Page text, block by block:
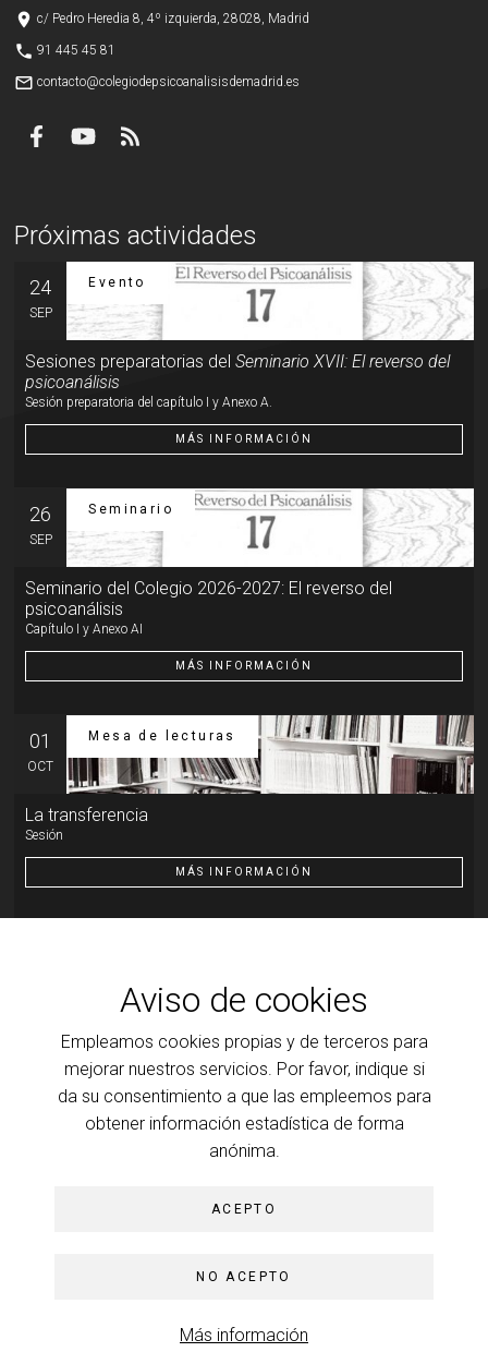
Aviso de cookies
Empleamos cookies propias y de terceros para
mejorar nuestros servicios. Por favor, indique si
da su consentimiento a que las empleemos para
obtener información estadística de forma
anónima.
ACEPTO
NO ACEPTO
Más información
place c/ Pedro Heredia 8, 4º izquierda, 28028, Madrid
phone 91 445 45 81
mail_outline contacto@colegiodepsicoanalisisdemadrid.es
Próximas actividades
24
SEP
Evento
Sesiones preparatorias delSeminario XVII: El reverso del
psicoanálisis
Sesión preparatoria del capítulo I y Anexo A.
MÁS INFORMACIÓN
26
SEP
Seminario
Seminario del Colegio 2026-2027: El reverso del
psicoanálisis
Capítulo I y Anexo AI
MÁS INFORMACIÓN
01
OCT
Mesa de lecturas
La transferencia
Sesión
MÁS INFORMACIÓN
la ilumina
Transferencia: resistencia y motor de la cura
MÁS INFORMACIÓN